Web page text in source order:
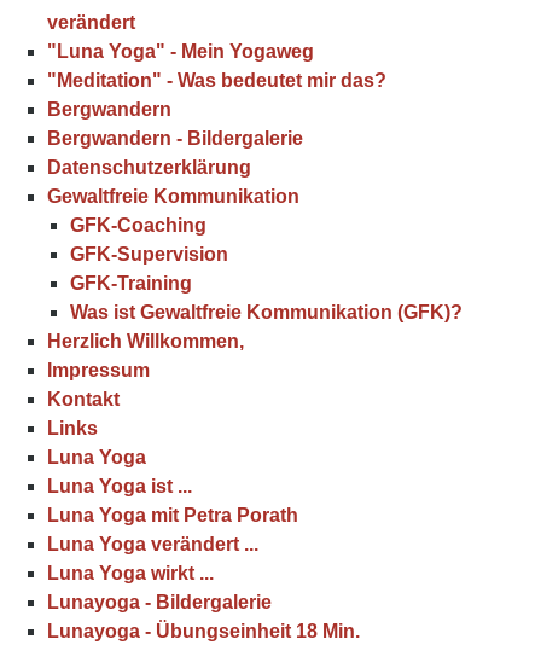
verändert
"Luna Yoga" - Mein Yogaweg
"Meditation" - Was bedeutet mir das?
Bergwandern
Bergwandern - Bildergalerie
Datenschutzerklärung
Gewaltfreie Kommunikation
GFK-Coaching
GFK-Supervision
GFK-Training
Was ist Gewaltfreie Kommunikation (GFK)?
Herzlich Willkommen,
Impressum
Kontakt
Links
Luna Yoga
Luna Yoga ist ...
Luna Yoga mit Petra Porath
Luna Yoga verändert ...
Luna Yoga wirkt ...
Lunayoga - Bildergalerie
Lunayoga - Übungseinheit 18 Min.